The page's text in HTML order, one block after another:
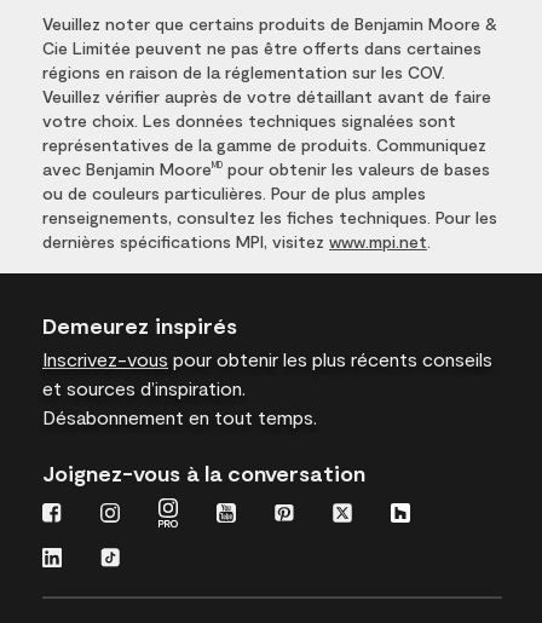
Veuillez noter que certains produits de Benjamin Moore &
Cie Limitée peuvent ne pas être offerts dans certaines
régions en raison de la réglementation sur les COV.
Veuillez vérifier auprès de votre détaillant avant de faire
votre choix. Les données techniques signalées sont
représentatives de la gamme de produits. Communiquez
avec Benjamin Moore MD pour obtenir les valeurs de bases
ou de couleurs particulières. Pour de plus amples
renseignements, consultez les fiches techniques. Pour les
dernières spécifications MPI, visitez www.mpi.net
Demeurez inspirés
Inscrivez-vous pour obtenir les plus récents conseils
et sources d’inspiration.
Désabonnement en tout temps.
Joignez-vous à la conversation